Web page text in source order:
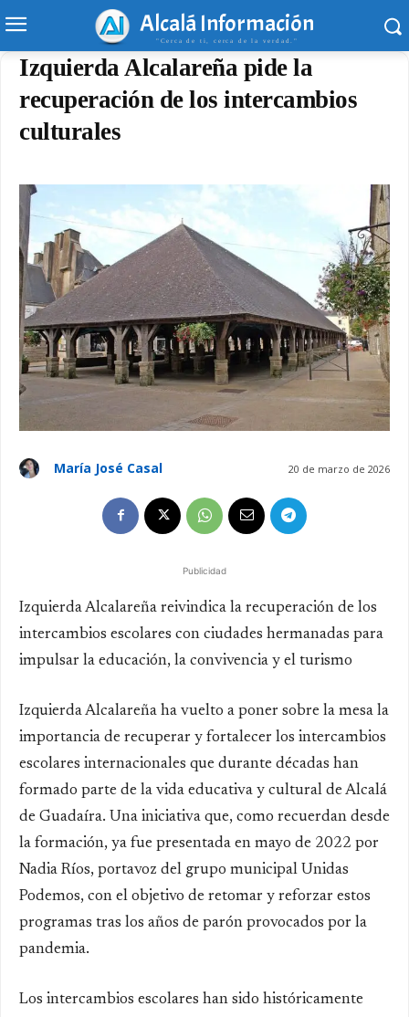
Alcalá Información
"Cerca de ti, cerca de la verdad."
Izquierda Alcalareña pide la
recuperación de los intercambios
culturales
20 de marzo de 2026
María José Casal
Publicidad
Izquierda Alcalareña reivindica la recuperación de los
intercambios escolares con ciudades hermanadas para
impulsar la educación, la convivencia y el turismo
Izquierda Alcalareña ha vuelto a poner sobre la mesa la
importancia de recuperar y fortalecer los intercambios
escolares internacionales que durante décadas han
formado parte de la vida educativa y cultural de Alcalá
de Guadaíra. Una iniciativa que, como recuerdan desde
la formación, ya fue presentada en mayo de 2022 por
Nadia Ríos, portavoz del grupo municipal Unidas
Podemos, con el objetivo de retomar y reforzar estos
programas tras los años de parón provocados por la
pandemia.
Los intercambios escolares han sido históricamente